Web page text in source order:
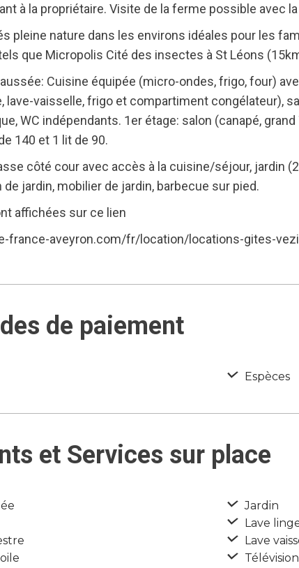
à la propriétaire. Visite de la ferme possible avec
pleine nature dans les environs idéales pour les
que Micropolis Cité des insectes à St Léons
Cuisine équipée (micro-ondes, frigo, four)
lave-vaisselle, frigo et compartiment congélateur),
WC indépendants. 1er étage: salon (canapé,
140 et 1 lit de 90.
côté cour avec accès à la cuisine/séjour, jardin
jardin, mobilier de jardin, barbecue sur pied.
affichées sur ce lien
france-aveyron.com/fr/location/locations-gites-
de paiement
Espèces
et Services sur place
Jardin
Lave
Lave
Télévision